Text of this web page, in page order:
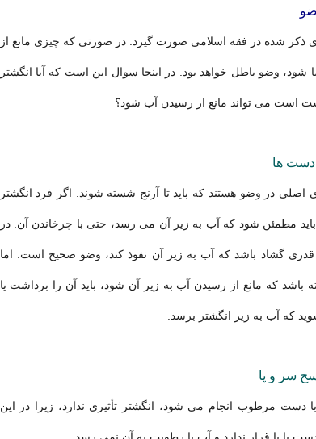
ذکر شده در فقه اسلامی صورت گیرد. در صورتی که چیزی مانع از
وضو باطل خواهد بود. در اینجا سوال این است که آیا انگشتر
است می تواند مانع از رسیدن آب شود؟
دست ها
در وضو هستند که باید تا آرنج شسته شوند. اگر فرد انگشتر
مطمئن شود که آب به زیر آن می رسد، حتی با چرخاندن آن. در
گشاد باشد که آب به زیر آن نفوذ کند، وضو صحیح است. اما
باشد که مانع از رسیدن آب به زیر آن شود، باید آن را برداشت یا
که آب به زیر انگشتر برسد.
سر و پا
مرطوب انجام می شود، انگشتر تأثیری ندارد، زیرا در این